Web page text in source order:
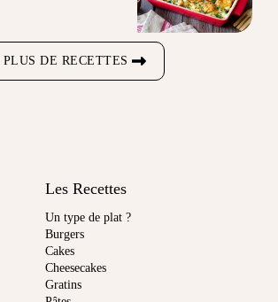
PLUS DE RECETTES
Les Recettes
Un type de plat ?
Burgers
Cakes
Cheesecakes
Gratins